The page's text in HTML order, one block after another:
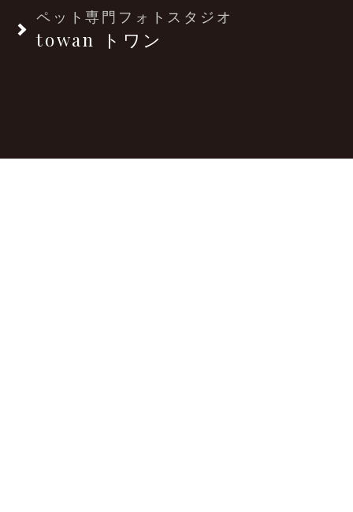
ペット専門フォトスタジオ
towan トワン